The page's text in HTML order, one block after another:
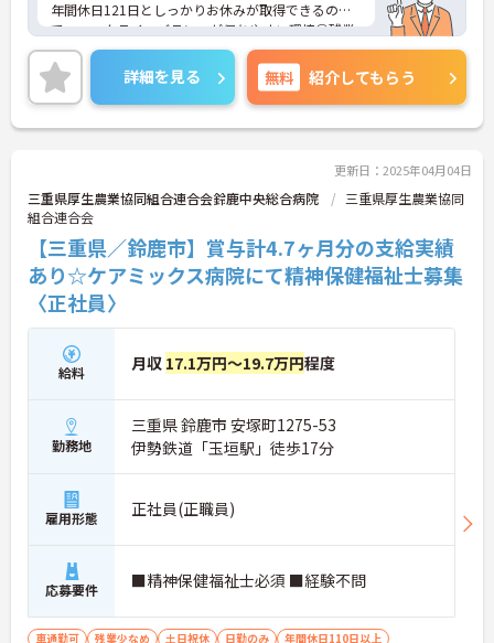
年間休日121日としっかりお休みが取得できるの
で、ワークライフバランスが保ちやすい環境◎残業
が少なめなので出勤日でもプライベートと両立がし
やすいですよ♪また嬉しい賞与4.8か月分実績あり！
患者さまの為に努力した結果がそのまま評価や実績
に繋がります！ご興味をお持ちの方には詳細の情報
や面接のポイントをお伝えしますのでお気軽にお問
詳細を見る 無料 紹介してもらう
更新日：2025年04月04日
三重県厚生農業協同組合連合会鈴鹿中央総合病院
三重県厚生農業協同
組合連合会
【三重県／鈴鹿市】賞与計4.7ヶ月分の支給実績
あり☆ケアミックス病院にて精神保健福祉士募集
〈正社員〉
給料 月収 17.1万円～19.7万円程度
勤務地
三重県 鈴鹿市 安塚町1275-53
伊勢鉄道「玉垣駅」徒歩17分
雇用形態 正社員(正職員)
応募要件 ■精神保健福祉士必須 ■経験不問
車通勤可 残業少なめ 土日祝休 日勤のみ
年間休日110日以上